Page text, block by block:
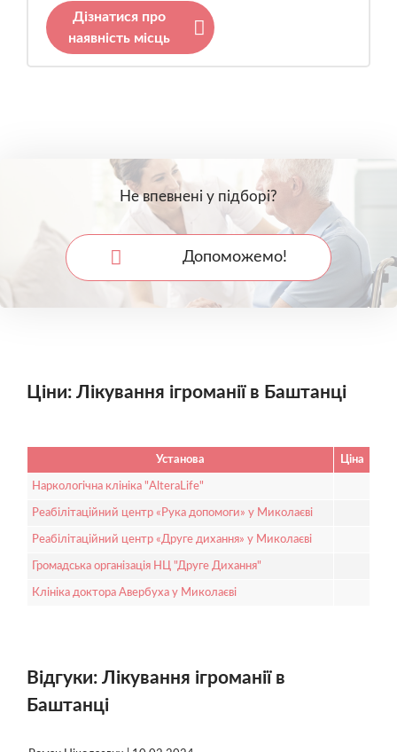
Дізнатися про
наявність місць
Не впевнені у підборі?
Допоможемо!
Ціни: Лікування ігроманії в Баштанці
Установа Ціна
Наркологічна клініка "AlteraLife"
Реабілітаційний центр «Рука допомоги» у Миколаєві
Реабілітаційний центр «Друге дихання» у Миколаєві
Громадська організація НЦ "Друге Дихання"
Клініка доктора Авербуха у Миколаєві
Відгуки: Лікування ігроманії в
Баштанці